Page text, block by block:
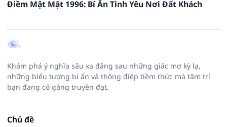
Điềm Mật Mật 1996: Bí Ẩn Tình Yêu Nơi Đất Khách
Khám phá ý nghĩa sâu xa đằng sau những giấc mơ kỳ lạ,
những biểu tượng bí ẩn và thông điệp tiềm thức mà tâm trí
bạn đang cố gắng truyền đạt.
Chủ đề